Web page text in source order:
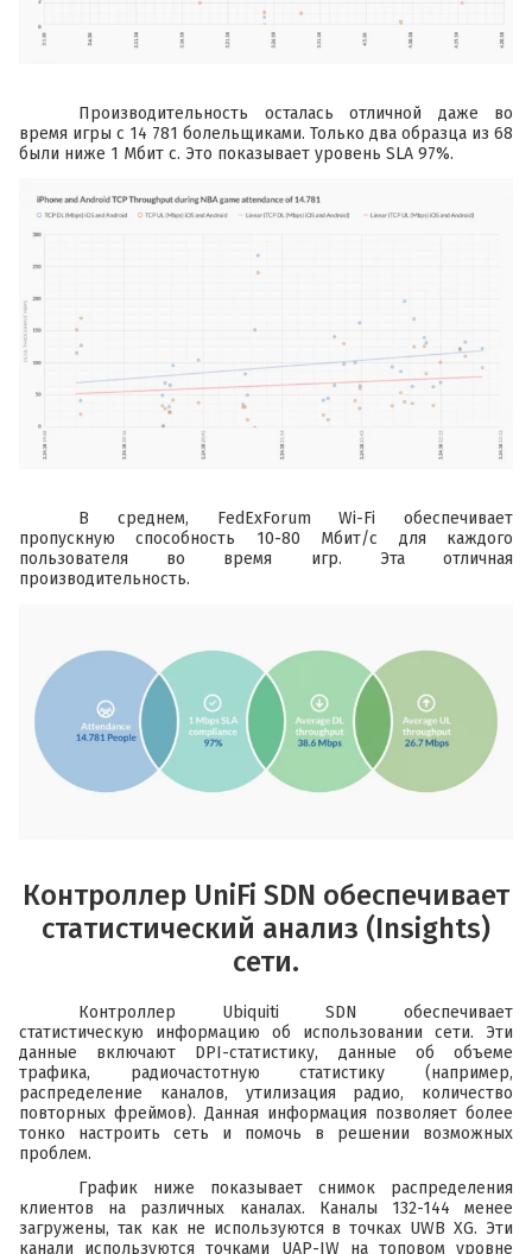
Производительность осталась отличной даже во
время игры с 14 781 болельщиками. Только два образца из 68
были ниже 1 Мбит с. Это показывает уровень SLA 97%.
В среднем, FedExForum Wi-Fi обеспечивает
пропускную способность 10-80 Мбит/с для каждого
пользователя во время игр. Эта отличная
производительность.
Контроллер UniFi SDN обеспечивает
статистический анализ (Insights)
сети.
Контроллер Ubiquiti SDN обеспечивает
статистическую информацию об использовании сети. Эти
данные включают DPI-статистику, данные об объеме
трафика, радиочастотную статистику (например,
распределение каналов, утилизация радио, количество
повторных фреймов). Данная информация позволяет более
тонко настроить сеть и помочь в решении возможных
проблем.
График ниже показывает снимок распределения
клиентов на различных каналах. Каналы 132-144 менее
загружены, так как не используются в точках UWB XG. Эти
канали используются точками UAP-IW на топовом уровне